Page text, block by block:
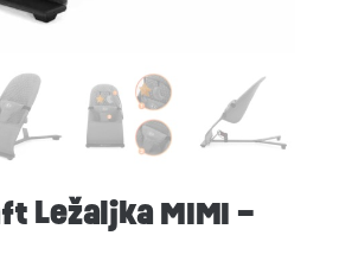
Ležaljka MIMI –